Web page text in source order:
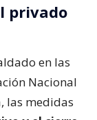
privado
en las
Nacional
las medidas